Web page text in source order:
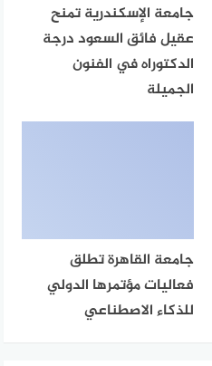
جامعة الإسكندرية تمنح
عقيل فائق السعود درجة
الدكتوراه في الفنون
الجميلة
جامعة القاهرة تطلق
فعاليات مؤتمرها الدولي
للذكاء الاصطناعي